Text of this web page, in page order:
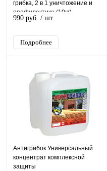
грибка, 2 в 1 уничтожение и
профилактика (10кг)
990 руб. / шт
Подробнее
Антигрибок Универсальный
концентрат комплексной
защиты